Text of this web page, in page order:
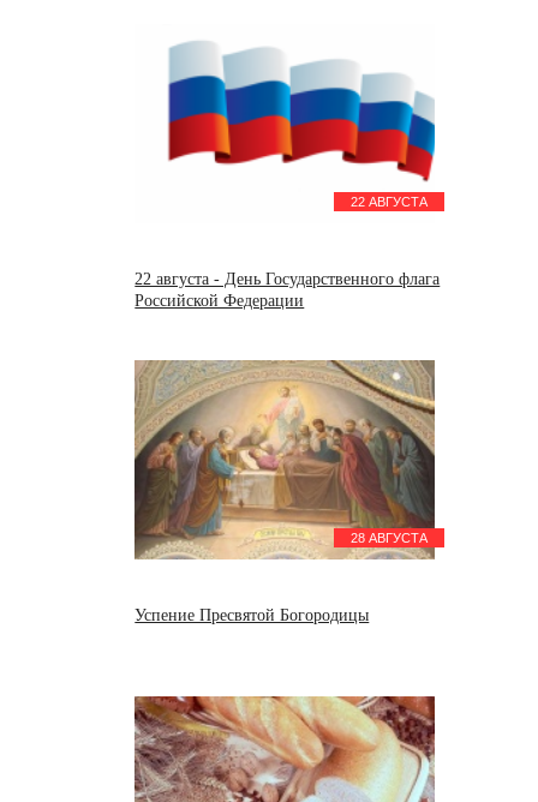
22 АВГУСТА
22 августа - День Государственного флага
Российской Федерации
28 АВГУСТА
Успение Пресвятой Богородицы